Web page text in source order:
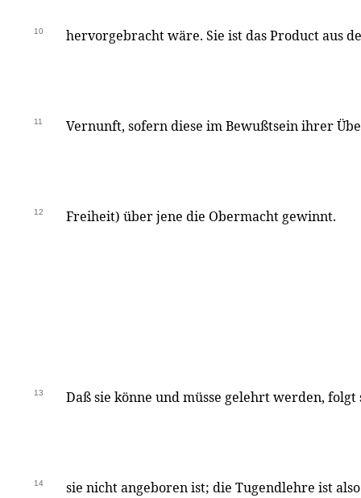
10 hervorgebracht wäre. Sie ist das Product aus
11 Vernunft, sofern diese im Bewußtsein ihrer
12 Freiheit) über jene die Obermacht gewinnt.
13 Daß sie könne und müsse gelehrt werden, folgt
14 sie nicht angeboren ist; die Tugendlehre ist